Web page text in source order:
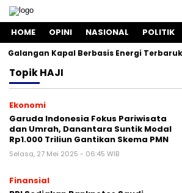
HOME OPINI NASIONAL POLITIK
Kapal Berbasis Energi
TopikHAJI
Ekonomi
Garuda Indonesia Fokus Pariwisata
dan Umrah, Danantara Suntik Modal
Rp1.000 Triliun Gantikan Skema PMN
Selasa, 27 Mei 2025 - 06:45 WIB
Finansial